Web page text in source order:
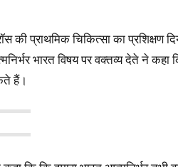
प्राथमिक चिकित्सा का प्रशिक्षण
भारत विषय पर वक्तव्य देते ने कहा
हैं।